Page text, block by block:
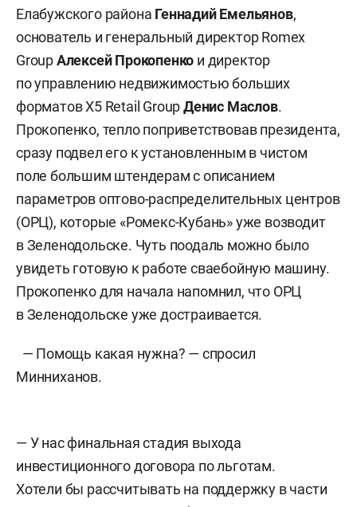
Елабужского района Геннадий Емельянов,
основатель и генеральный директор Romex
GroupАлексей Прокопенко и директор
по управлению недвижимостью больших
форматов Х5 Retail GroupДенис Маслов.
Прокопенко, тепло поприветствовав президента,
сразу подвел его к установленным в чистом
поле большим штендерам с описанием
параметров оптово-распределительных центров
(ОРЦ), которые «Ромекс-Кубань» уже возводит
в Зеленодольске. Чуть поодаль можно было
увидеть готовую к работе сваебойную машину.
Прокопенко для начала напомнил, что ОРЦ
в Зеленодольске уже достраивается.
— Помощь какая нужна? — спросил
Минниханов.
— У нас финальная стадия выхода
инвестиционного договора по льготам.
Хотели бы рассчитывать на поддержку в части